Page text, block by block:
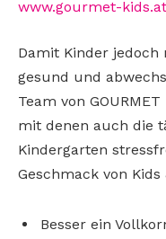
www.gourmet-kids.at
Damit Kinder
gesund und
Team von
mit denen auch die
Kindergarten
Geschmack von
Besser ein